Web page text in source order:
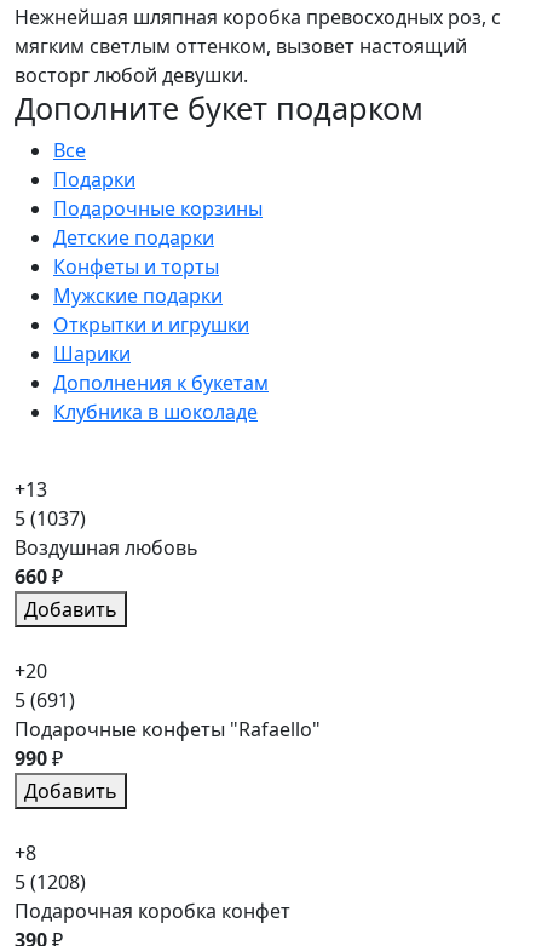
Нежнейшая шляпная коробка превосходных роз, с
мягким светлым оттенком, вызовет настоящий
восторг любой девушки.
Дополните букет подарком
Все
Подарки
Подарочные корзины
Детские подарки
Конфеты и торты
Мужские подарки
Открытки и игрушки
Шарики
Дополнения к букетам
Клубника в шоколаде
+13
5(1037)
Воздушная любовь
660₽
Добавить
+20
5(691)
Подарочные конфеты "Rafaello"
990₽
Добавить
+8
5(1208)
Подарочная коробка конфет
390₽